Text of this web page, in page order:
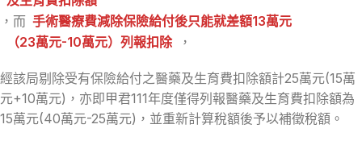
，而 手術醫療費減除保險給付後只能就差額13萬元
（23萬元-10萬元）列報扣除
，
經該局剔除受有保險給付之醫藥及生育費扣除額計25萬元(15萬
元+10萬元)，亦即甲君111年度僅得列報醫藥及生育費扣除額為
15萬元(40萬元-25萬元)，並重新計算稅額後予以補徵稅額。